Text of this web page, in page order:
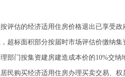
估的经济适用住房价格退出已享受政
标面积部分按届时市场评估价缴纳集
门按集资建房建造成本价的10%交纳
购买经济适用住房办理买卖交易、权